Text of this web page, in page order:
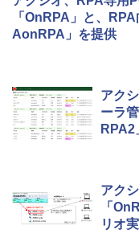
「OnRPA」と、
AonRPA」を提供
アク
ーラ
RPA2
アク
「
リオ